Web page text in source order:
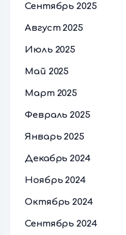
Сентябрь 2025
Август 2025
Июль 2025
Май 2025
Март 2025
Февраль 2025
Январь 2025
Декабрь 2024
Ноябрь 2024
Октябрь 2024
Сентябрь 2024